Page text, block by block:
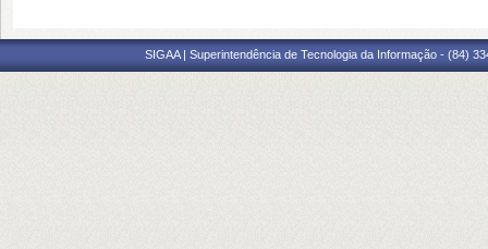
SIGAA | Superintendência de Tecnologia da Informação - (84)